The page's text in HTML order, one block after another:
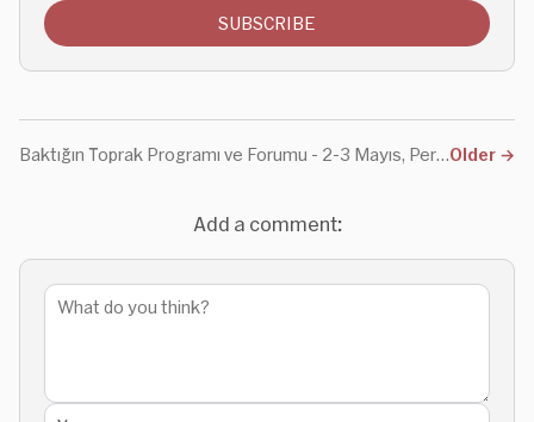
SUBSCRIBE
Older →
Baktığın Toprak Programı ve Forumu - 2-3 Mayıs, Pera Müzesi
Add a comment: